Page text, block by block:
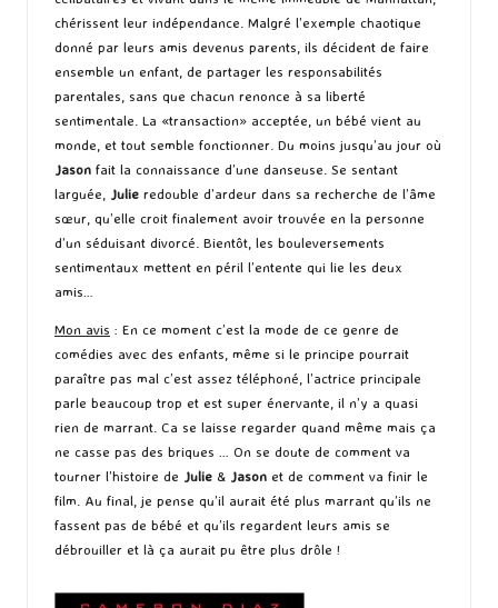
chérissent leur indépendance. Malgré l’exemple chaotique
donné par leurs amis devenus parents, ils décident de faire
ensemble un enfant, de partager les responsabilités
parentales, sans que chacun renonce à sa liberté
sentimentale. La «transaction» acceptée, un bébé vient au
monde, et tout semble fonctionner. Du moins jusqu’au jour où
Jason fait la connaissance d’une danseuse. Se sentant
larguée,
Julie redouble d’ardeur dans sa recherche de l’âme
sœur, qu’elle croit finalement avoir trouvée en la personne
d’un séduisant divorcé. Bientôt, les bouleversements
sentimentaux mettent en péril l’entente qui lie les deux
amis…
Mon avis : En ce moment c’est la mode de ce genre de
comédies avec des enfants, même si le principe pourrait
paraître pas mal c’est assez téléphoné, l’actrice principale
parle beaucoup trop et est super énervante, il n’y a quasi
rien de marrant. Ca se laisse regarder quand même mais ça
ne casse pas des briques … On se doute de comment va
tourner l’histoire de Julie & Jason et de comment va finir le
film. Au final, je pense qu’il aurait été plus marrant qu’ils ne
fassent pas de bébé et qu’ils regardent leurs amis se
débrouiller et là ça aurait pu être plus drôle !